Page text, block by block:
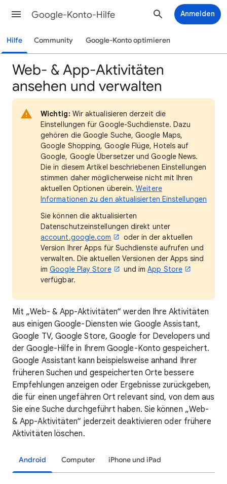
Google-Konto-Hilfe Anmelden
Hilfe Community Google-Konto optimieren
Web- & App-Aktivitäten
ansehen und verwalten
Wichtig: Wir aktualisieren derzeit die
Einstellungen für Google-Suchdienste. Dazu
gehören die Google Suche, Google Maps,
Google Shopping, Google Flüge, Hotels auf
Google, Google Übersetzer und Google News.
Die in diesem Artikel beschriebenen Einstellungen
stimmen daher möglicherweise nicht mit Ihren
aktuellen Optionen überein.Weitere
Informationen zu den aktualisierten Einstellungen
Sie können die aktualisierten
Datenschutzeinstellungen direkt unter
account.google.com
oder in der aktuellen
Version Ihrer Apps für Suchdienste aufrufen und
verwalten. Die aktuellen Versionen der Apps sind
imGoogle Play Store und imApp Store
verfügbar.
Mit „Web- & App-Aktivitäten“ werden Ihre Aktivitäten
aus einigen Google-Diensten wie Google Assistant,
Google TV, Google Store, Google for Developers und
der Google-Hilfe in Ihrem Google-Konto gespeichert.
Google Assistant kann beispielsweise anhand Ihrer
früheren Suchen und gespeicherten Orte bessere
Empfehlungen anzeigen oder Ergebnisse zurückgeben,
die für einen ungefähren Ort relevant sind, von dem aus
Sie eine Suche durchgeführt haben. Sie können „Web-
& App-Aktivitäten“ jederzeit deaktivieren oder frühere
Aktivitäten löschen.
Android Computer iPhone und iPad